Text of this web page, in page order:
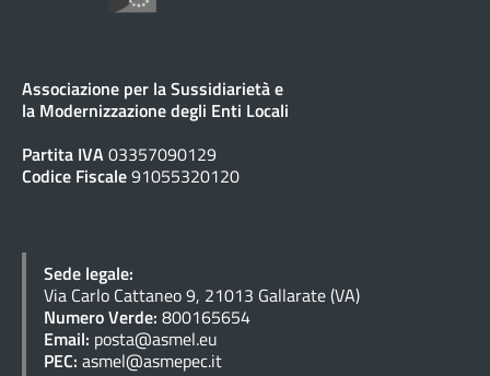
Associazione per la Sussidiarietà e
la Modernizzazione degli Enti Locali
Partita IVA03357090129
Codice Fiscale91055320120
Sede legale:
Via Carlo Cattaneo 9, 21013 Gallarate (VA)
Numero Verde: 800165654
Email: posta@asmel.eu
PEC: asmel@asmepec.it